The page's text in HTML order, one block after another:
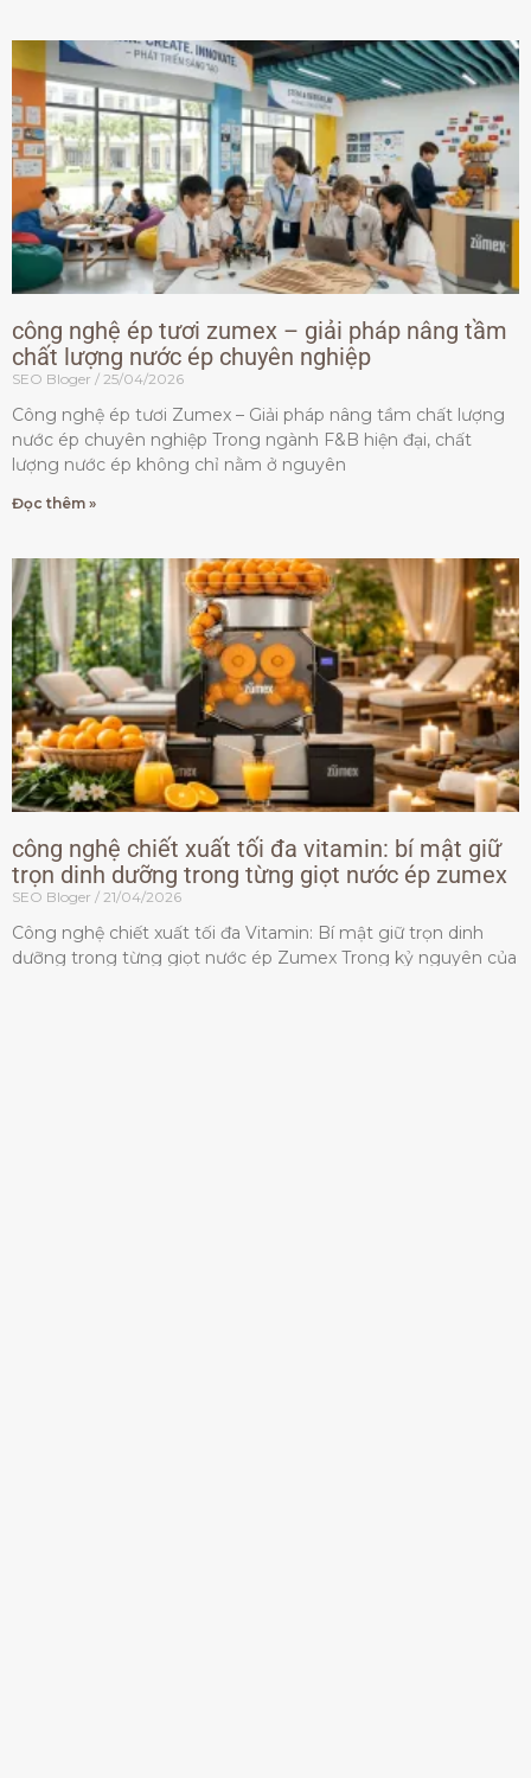
công nghệ ép tươi zumex – giải pháp nâng tầm
chất lượng nước ép chuyên nghiệp
SEO Bloger 25/04/2026
Công nghệ ép tươi Zumex – Giải pháp nâng tầm chất lượng
nước ép chuyên nghiệp Trong ngành F&B hiện đại, chất
lượng nước ép không chỉ nằm ở nguyên
Đọc thêm »
công nghệ chiết xuất tối đa vitamin: bí mật giữ
trọn dinh dưỡng trong từng giọt nước ép zumex
SEO Bloger 21/04/2026
Công nghệ chiết xuất tối đa Vitamin: Bí mật giữ trọn dinh
dưỡng trong từng giọt nước ép Zumex Trong kỷ nguyên của